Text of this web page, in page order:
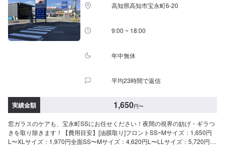
高知県高知市宝永町6-20
9:00 ~ 18:00
年中無休
平均23時間で返信
実績金額 1,650円〜
窓ガラスのケアも、宝永町SSにお任せください！夜間の視界の妨げ・ギラつ
きを取り除きます！【費用目安】[油膜取り]フロントSS~Mサイズ：1,650円
L〜XLサイズ：1,970円全面SS〜Mサイズ：4,620円L〜LLサイズ：5,720円